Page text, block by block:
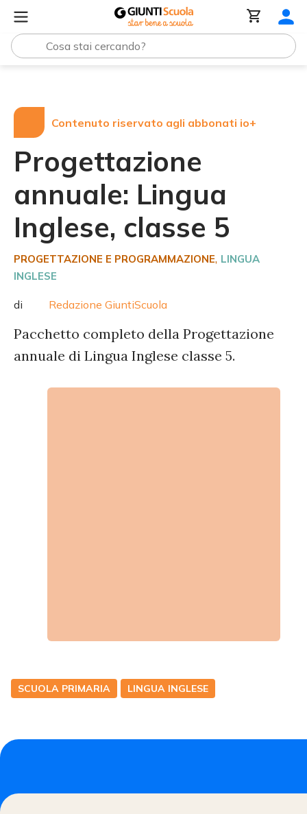
Contenuto riservato agli abbonati io+
Progettazione
annuale: Lingua
Inglese, classe 5
PROGETTAZIONE E PROGRAMMAZIONE, LINGUA
INGLESE
di Redazione GiuntiScuola
Pacchetto completo della Progettazione
annuale di Lingua Inglese classe 5.
SCUOLA PRIMARIA LINGUA INGLESE